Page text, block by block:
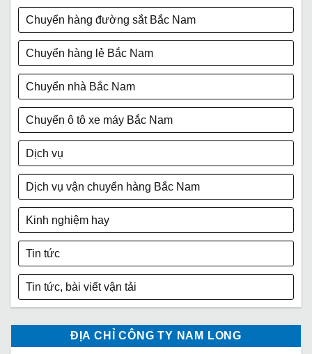
Chuyển hàng đường sắt Bắc Nam
Chuyển hàng lẻ Bắc Nam
Chuyển nhà Bắc Nam
Chuyển ô tô xe máy Bắc Nam
Dịch vụ
Dịch vụ vận chuyển hàng Bắc Nam
Kinh nghiệm hay
Tin tức
Tin tức, bài viết vận tải
ĐỊA CHỈ CÔNG TY NAM LONG